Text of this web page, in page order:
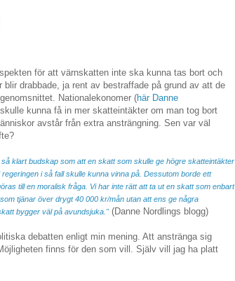
för att värnskatten inte ska kunna tas bort och
blir drabbade, ja rent av bestraffade på grund av att de
Nationalekonomer (här Danne
kunna få in mer skatteintäkter om man tog bort
avstår från extra ansträngning. Sen var väl
klart budskap som att en skatt som skulle ge högre skatteintäkter
i så fall skulle kunna vinna på. Dessutom borde ett
till en moralisk fråga. Vi har inte rätt att ta ut en skatt som enbart
tjänar över drygt 40 000 kr/mån utan att ens ge några
bygger väl på avundsjuka."(Danne Nordlings blogg)
debatten enligt min mening. Att anstränga sig
finns för den som vill. Själv vill jag ha platt